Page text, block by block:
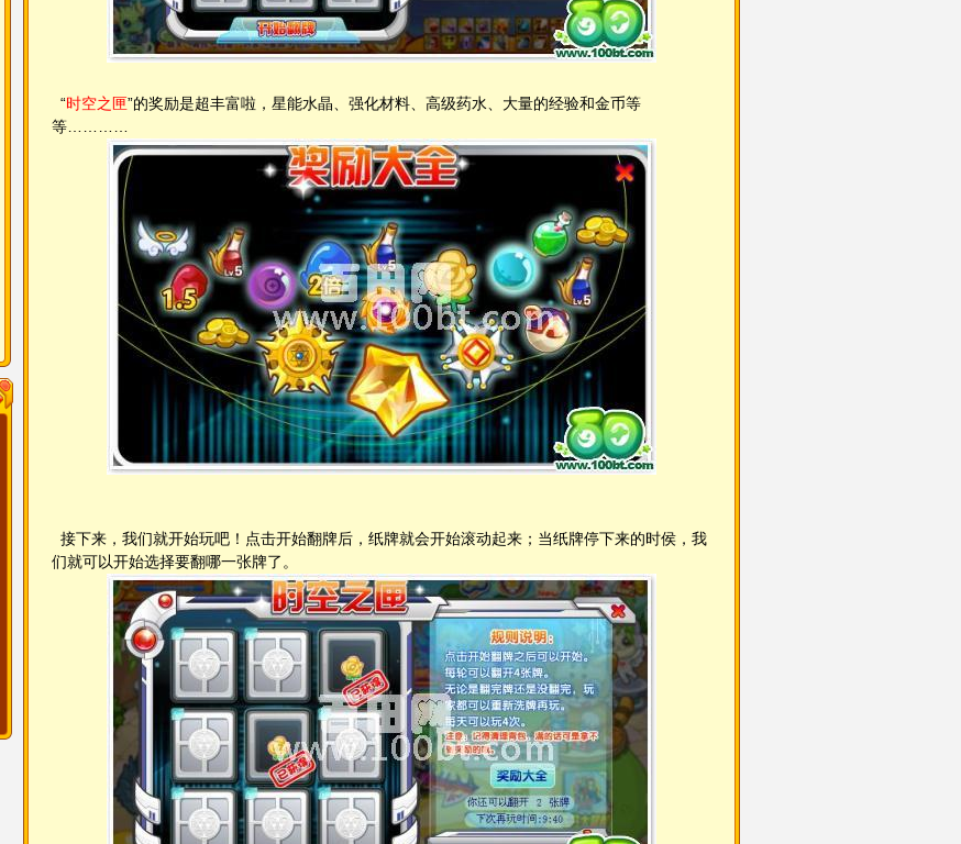
“时空之匣”的奖励是超丰富啦，星能水晶、强化材料、高级药水、大量的经验和金币等
等…………
接下来，我们就开始玩吧！点击开始翻牌后，纸牌就会开始滚动起来；当纸牌停下来的时侯，我
们就可以开始选择要翻哪一张牌了。